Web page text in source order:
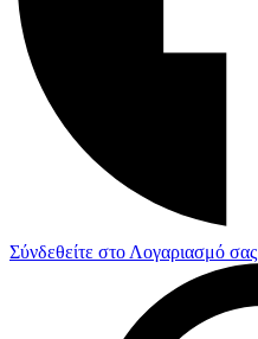
Σύνδεθείτε στο Λογαριασμό σας